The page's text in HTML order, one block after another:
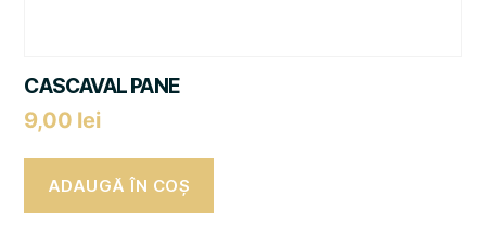
CASCAVAL PANE
9,00 lei
ADAUGĂ ÎN COȘ